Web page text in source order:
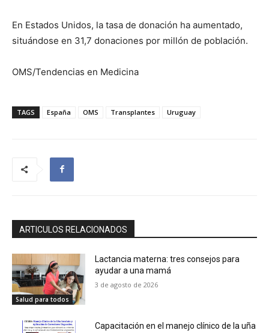
En Estados Unidos, la tasa de donación ha aumentado,
situándose en 31,7 donaciones por millón de población.
OMS/Tendencias en Medicina
TAGS España OMS Transplantes Uruguay
ARTICULOS RELACIONADOS
Salud para todos
Lactancia materna: tres consejos para
ayudar a una mamá
3 de agosto de 2026
Capacitación en el manejo clínico de la uña